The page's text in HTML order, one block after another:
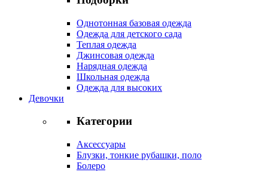
Однотонная базовая одежда
Одежда для детского сада
Теплая одежда
Джинсовая одежда
Нарядная одежда
Школьная одежда
Одежда для высоких
Девочки
Категории
Аксессуары
Блузки, тонкие рубашки, поло
Болеро